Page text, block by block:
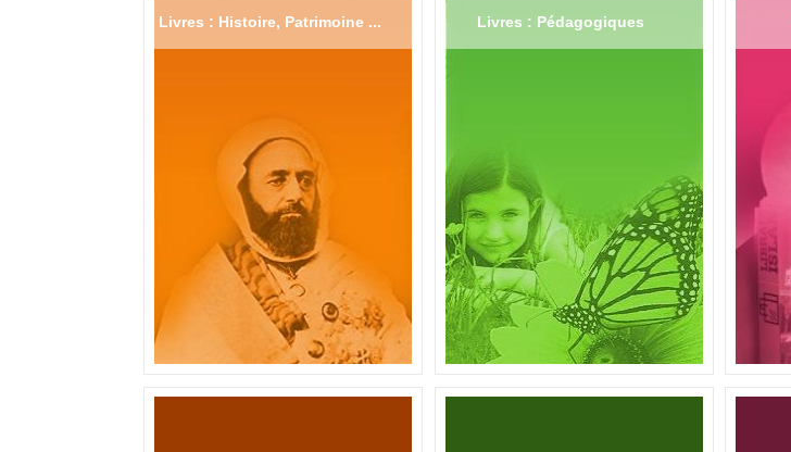
Livres : Histoire, Patrimoine ... Livres : Pédagogiques